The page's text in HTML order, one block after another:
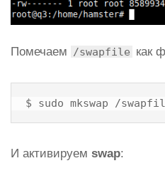
Помечаем /swapfile как
$ sudo mkswap /
И активируем swap: